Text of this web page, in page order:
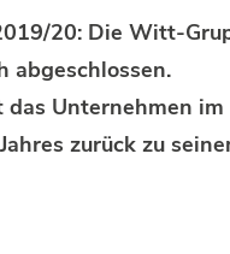
20: Die Witt-
abgeschlossen.
Unternehmen
zurück zu